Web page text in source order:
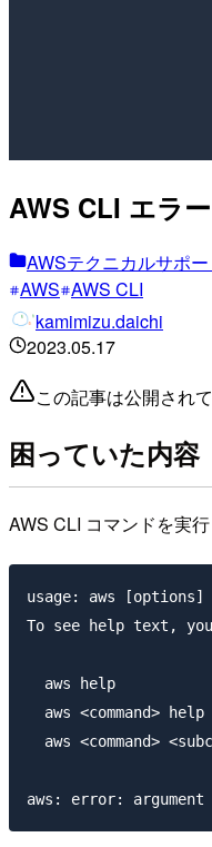
AWS CLI エラ
AWSテクニカルサポー
AWS AWS CLI
kamimizu.daichi
2023.05.17
この記事は公開され
困っていた内容
AWS CLI コマンドを実
usage: aws [options]
To see help text,
  aws help
  aws <command> help
aws <command>